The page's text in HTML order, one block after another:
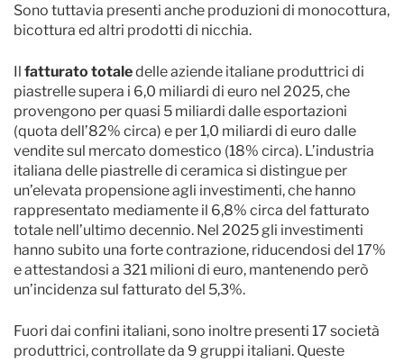
Sono tuttavia presenti anche produzioni di monocottura,
bicottura ed altri prodotti di nicchia.
Il fatturato totaledelle aziende italiane produttrici di
piastrelle supera i 6,0 miliardi di euro nel 2025, che
provengono per quasi 5 miliardi dalle esportazioni
(quota dell’82% circa) e per 1,0 miliardi di euro dalle
vendite sul mercato domestico (18% circa). L’industria
italiana delle piastrelle di ceramica si distingue per
un’elevata propensione agli investimenti, che hanno
rappresentato mediamente il 6,8% circa del fatturato
totale nell’ultimo decennio. Nel 2025 gli investimenti
hanno subito una forte contrazione, riducendosi del 17%
e attestandosi a 321 milioni di euro, mantenendo però
un’incidenza sul fatturato del 5,3%.
Fuori dai confini italiani, sono inoltre presenti 17 società
produttrici, controllate da 9 gruppi italiani. Queste